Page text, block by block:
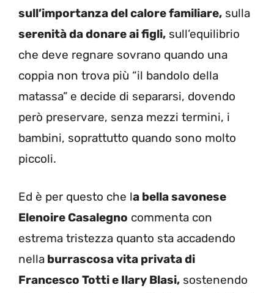
sull’importanza del calore familiare, sulla
serenità da donare ai figli, sull’equilibrio
che deve regnare sovrano quando una
coppia non trova più “il bandolo della
matassa” e decide di separarsi, dovendo
però preservare, senza mezzi termini, i
bambini, soprattutto quando sono molto
piccoli.
Ed è per questo che la bella savonese
Elenoire Casalegno commenta con
estrema tristezza quanto sta accadendo
nella burrascosa vita privata di
Francesco Totti e Ilary Blasi, sostenendo